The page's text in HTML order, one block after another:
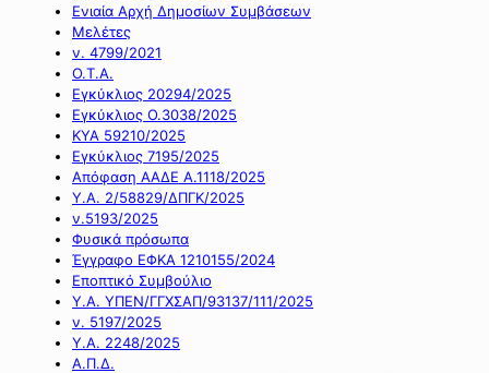
Ενιαία Αρχή Δημοσίων Συμβάσεων
Μελέτες
ν. 4799/2021
Ο.Τ.Α.
Εγκύκλιος 20294/2025
Εγκύκλιος Ο.3038/2025
ΚΥΑ 59210/2025
Εγκύκλιος 7195/2025
Απόφαση ΑΑΔΕ Α.1118/2025
Υ.Α. 2/58829/ΔΠΓΚ/2025
ν.5193/2025
Φυσικά πρόσωπα
Έγγραφο ΕΦΚΑ 1210155/2024
Εποπτικό Συμβούλιο
Υ.Α. ΥΠΕΝ/ΓΓΧΣΑΠ/93137/111/2025
ν. 5197/2025
Υ.Α. 2248/2025
Α.Π.Δ.